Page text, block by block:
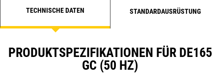
TECHNISCHE DATEN STANDARDAUSRÜSTUNG
PRODUKTSPEZIFIKATIONEN FÜR DE165
GC (50 HZ)